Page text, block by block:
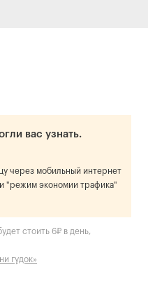
вас узнать.
через мобильный интернет
"режим экономии трафика"
стоить 6₽ в день,
гудок»